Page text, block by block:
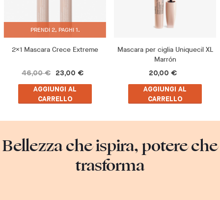
PRENDI 2, PAGHI 1.
2x1 Mascara Crece Extreme
46,00 € 23,00 €
AGGIUNGI AL
CARRELLO
Mascara per ciglia Uniquecil XL
Marrón
20,00 €
AGGIUNGI AL
CARRELLO
Bellezza che ispira, potere che
trasforma